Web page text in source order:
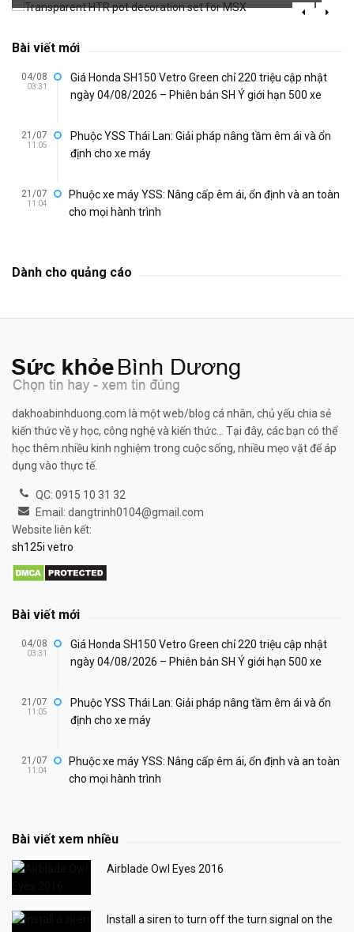
Bài viết mới
04/08
03:31
Giá Honda SH150 Vetro Green chỉ 220 triệu cập nhật
ngày 04/08/2026 – Phiên bản SH Ý giới hạn 500 xe
21/07
11:05
Phuộc YSS Thái Lan: Giải pháp nâng tầm êm ái và ổn
định cho xe máy
21/07
11:04
Phuộc xe máy YSS: Nâng cấp êm ái, ổn định và an toàn
cho mọi hành trình
Dành cho quảng cáo
dakhoabinhduong.com là một web/blog cá nhân, chủ yếu chia sẻ
kiến thức về y học, công nghệ và kiến thức... Tại đây, các bạn có thể
học thêm nhiều kinh nghiệm trong cuộc sống, nhiều mẹo vặt để áp
dụng vào thực tế.
QC: 0915 10 31 32
Email: dangtrinh0104@gmail.com
Website liên kết:
sh125i vetro
Bài viết mới
04/08
03:31
Giá Honda SH150 Vetro Green chỉ 220 triệu cập nhật
ngày 04/08/2026 – Phiên bản SH Ý giới hạn 500 xe
21/07
11:05
Phuộc YSS Thái Lan: Giải pháp nâng tầm êm ái và ổn
định cho xe máy
21/07
11:04
Phuộc xe máy YSS: Nâng cấp êm ái, ổn định và an toàn
cho mọi hành trình
Bài viết xem nhiều
Airblade Owl Eyes 2016
Install a siren to turn off the turn signal on the